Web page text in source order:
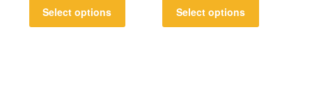
Select options Select options